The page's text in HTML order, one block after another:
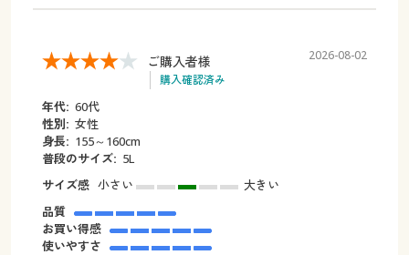
ご購入者様
購入確認済み
2026-08-02
年代: 60代
性別: 女性
身長: 155～160cm
普段のサイズ: 5L
サイズ感 小さい
大きい
品質
お買い得感
使いやすさ